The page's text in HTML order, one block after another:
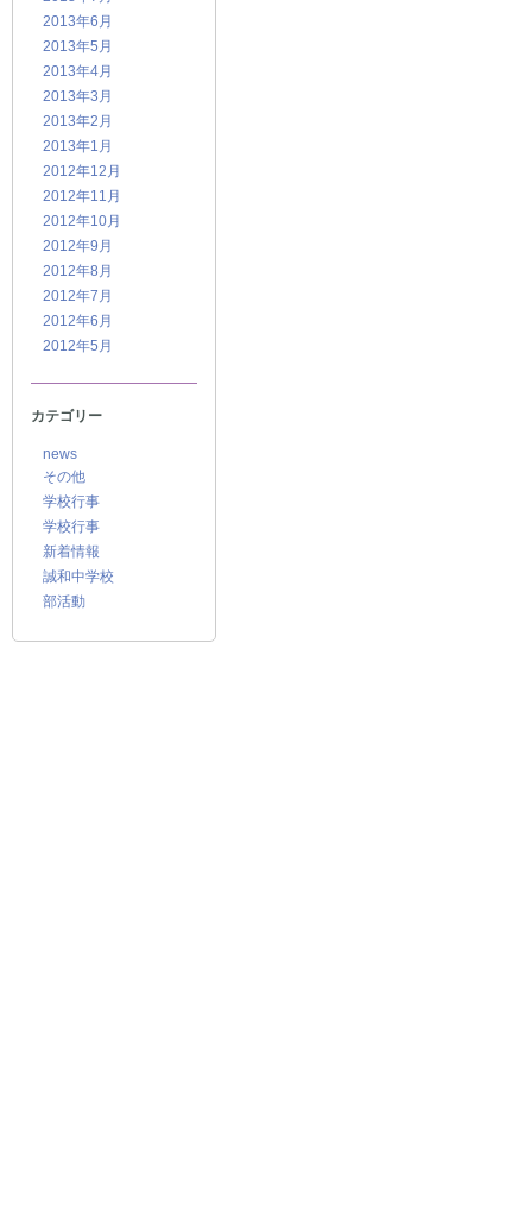
2013年6月
2013年5月
2013年4月
2013年3月
2013年2月
2013年1月
2012年12月
2012年11月
2012年10月
2012年9月
2012年8月
2012年7月
2012年6月
2012年5月
カテゴリー
news
その他
学校行事
学校行事
新着情報
誠和中学校
部活動